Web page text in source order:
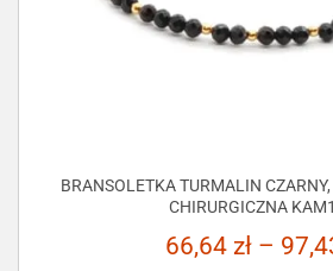
BRANSOLETKA TURMALIN
CHIRURGICZNA
66,64 zł –